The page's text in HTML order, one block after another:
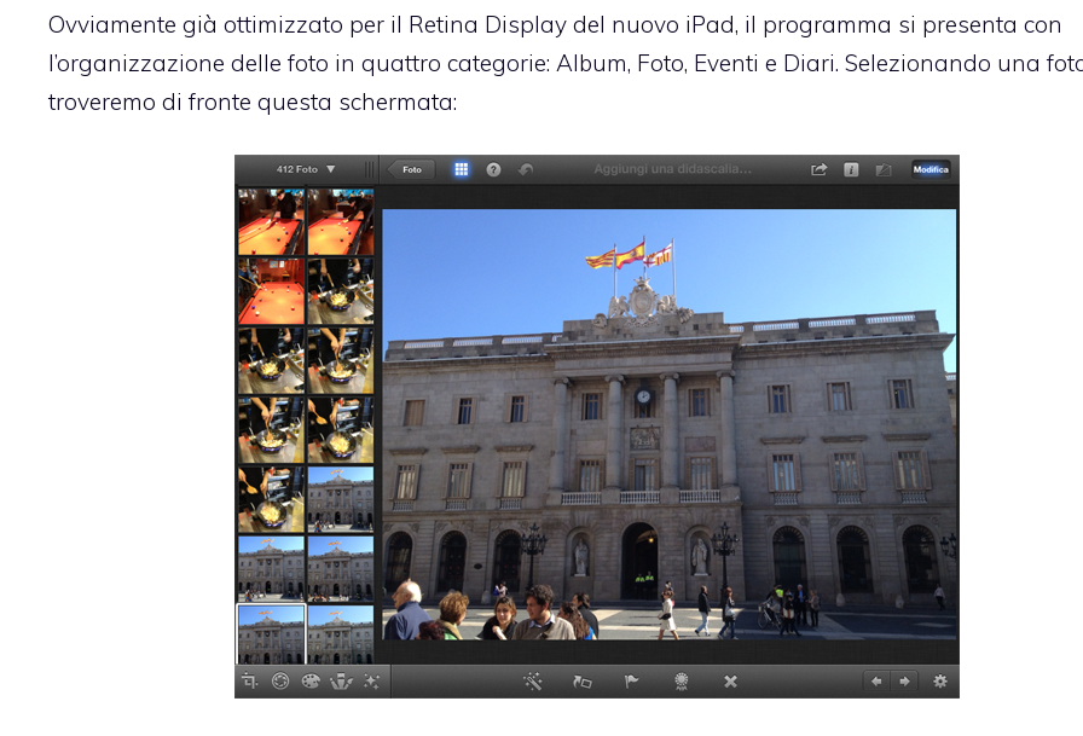
Ovviamente già ottimizzato per il Retina Display del nuovo iPad, il programma si presenta con
l’organizzazione delle foto in quattro categorie: Album, Foto, Eventi e Diari. Selezionando una
troveremo di fronte questa schermata: